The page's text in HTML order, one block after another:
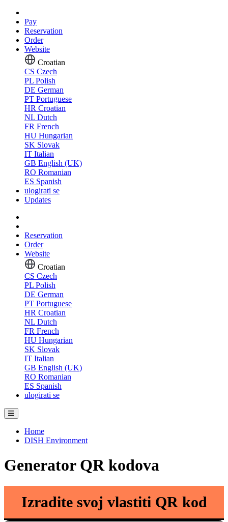
Pay
Reservation
Order
Website
Croatian
CS Czech
PL Polish
DE German
PT Portuguese
HR Croatian
NL Dutch
FR French
HU Hungarian
SK Slovak
IT Italian
GB English (UK)
RO Romanian
ES Spanish
ulogirati se
Updates
Reservation
Order
Website
Croatian
CS Czech
PL Polish
DE German
PT Portuguese
HR Croatian
NL Dutch
FR French
HU Hungarian
SK Slovak
IT Italian
GB English (UK)
RO Romanian
ES Spanish
ulogirati se
Home
DISH Environment
Generator QR kodova
Izradite svoj vlastiti QR kod